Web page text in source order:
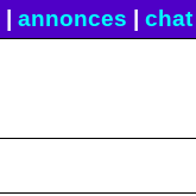
annonces chat